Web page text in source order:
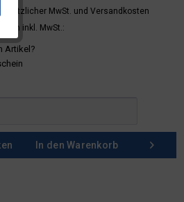
MwSt. und Versandkosten
inkl. MwSt.:
Artikel?
In den Warenkorb